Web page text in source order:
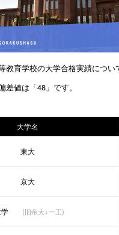
教育学校の大学合格実績につい
値は「48」です。
大学名
東大
京大
(旧帝大+一工)